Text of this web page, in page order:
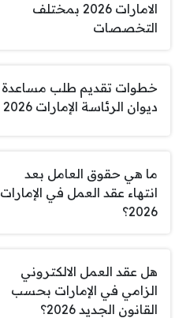
الامارات 2026 بمختلف
التخصصات
خطوات تقديم طلب مساعدة
ديوان الرئاسة الإمارات 2026
ما هي حقوق العامل بعد
انتهاء عقد العمل في الإمارات
2026؟
هل عقد العمل الالكتروني
الزامي في الإمارات بحسب
القانون الجديد 2026؟